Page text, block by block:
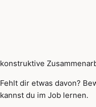
konstruktive
Fehlt dir etwas davon?
kannst du im Job lernen.